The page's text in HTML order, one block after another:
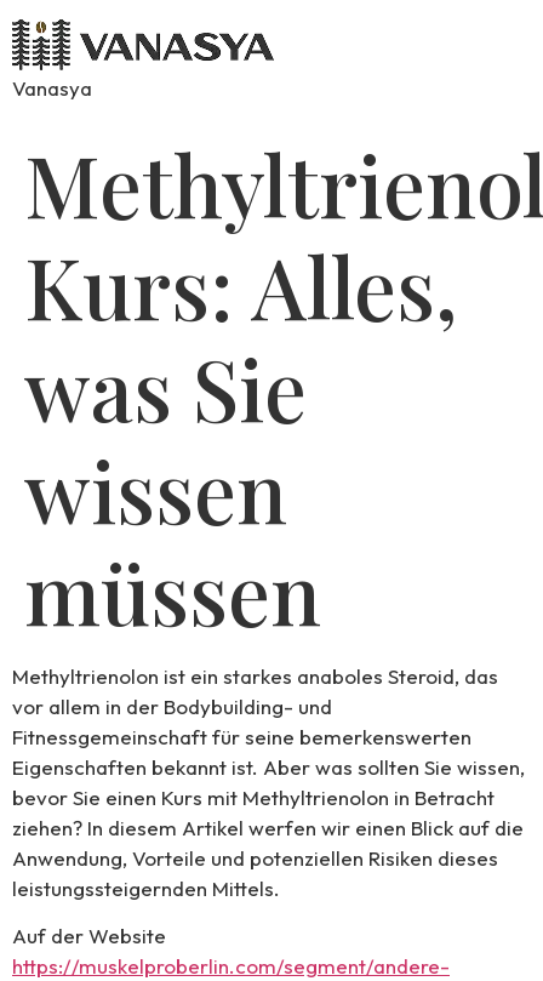
Vanasya
Kurs: Alles,
was Sie
wissen
müssen
Methyltrienolon ist ein starkes anaboles Steroid, das
vor allem in der Bodybuilding- und
Fitnessgemeinschaft für seine bemerkenswerten
Eigenschaften bekannt ist. Aber was sollten Sie wissen,
bevor Sie einen Kurs mit Methyltrienolon in Betracht
ziehen? In diesem Artikel werfen wir einen Blick auf die
Anwendung, Vorteile und potenziellen Risiken dieses
leistungssteigernden Mittels.
Auf der Website
https://muskelproberlin.com/segment/andere-